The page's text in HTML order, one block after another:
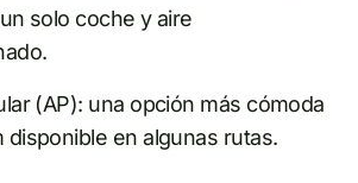
solo coche y aire
(AP): una opción más cómoda
disponible en algunas rutas.